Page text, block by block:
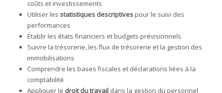
coûts et investissements
Utiliser les statistiques descriptivespour le suivi des
performances
Établir les états financiers et budgets prévisionnels
Suivre la trésorerie, les flux de trésorerie et la gestion des
immobilisations
Comprendre les bases fiscales et déclarations liées à la
comptabilité
Appliquer le droit du travail dans la gestion du personnel